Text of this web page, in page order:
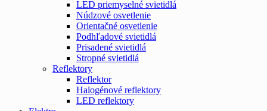
LED priemyselné svietidlá
Núdzové osvetlenie
Orientačné osvetlenie
Podhľadové svietidlá
Prisadené svietidlá
Stropné svietidlá
Reflektory
Reflektor
Halogénové reflektory
LED reflektory